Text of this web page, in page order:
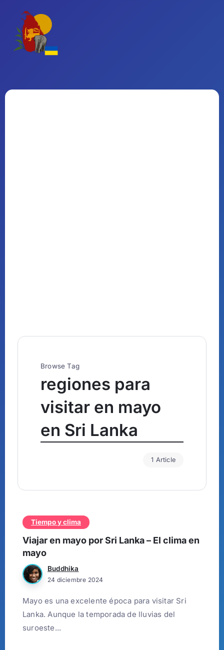
Browse Tag
regiones para
visitar en mayo
en Sri Lanka
1 Article
Tiempo y clima
Viajar en mayo por Sri Lanka – El clima en
mayo
Buddhika
24 diciembre 2024
Mayo es una excelente época para visitar Sri
Lanka. Aunque la temporada de lluvias del
suroeste...